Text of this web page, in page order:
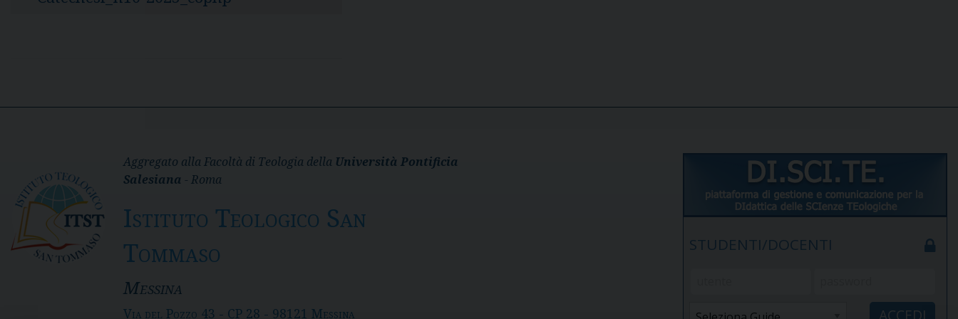
P
t
N
a
Aggregato alla Facoltà di Teologia della Università Pontificia
Salesiana - Roma
Istituto Teologico San
Tommaso
Messina
Via del Pozzo 43 - CP 28 - 98121 Messina
STUDENTI/DOCENTI